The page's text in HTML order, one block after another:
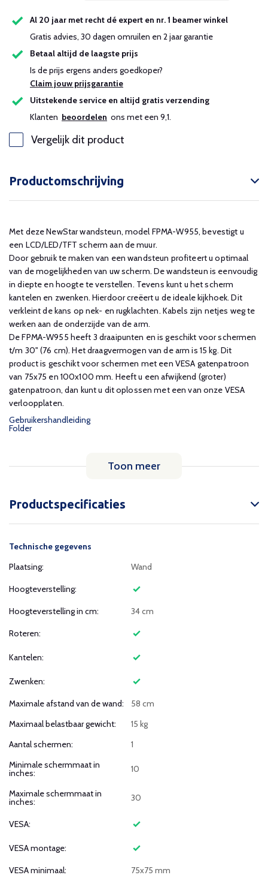
Al 20 jaar met recht dé expert en nr. 1 beamer winkel
Gratis advies, 30 dagen omruilen en 2 jaar garantie
Betaal altijd de laagste prijs
Is de prijs ergens anders goedkoper?
Claim jouw prijsgarantie
Uitstekende service en altijd gratis verzending
Klanten beoordelen ons met een 9,1.
Vergelijk dit product
Productomschrijving
Met deze NewStar wandsteun, model FPMA-W955, bevestigt u
een LCD/LED/TFT scherm aan de muur.
Door gebruik te maken van een wandsteun profiteert u optimaal
van de mogelijkheden van uw scherm. De wandsteun is eenvoudig
in diepte en hoogte te verstellen. Tevens kunt u het scherm
kantelen en zwenken. Hierdoor creëert u de ideale kijkhoek. Dit
verkleint de kans op nek- en rugklachten. Kabels zijn netjes weg te
werken aan de onderzijde van de arm.
De FPMA-W955 heeft 3 draaipunten en is geschikt voor schermen
t/m 30" (76 cm). Het draagvermogen van de arm is 15 kg. Dit
product is geschikt voor schermen met een VESA gatenpatroon
van 75x75 en 100x100 mm. Heeft u een afwijkend (groter)
gatenpatroon, dan kunt u dit oplossen met een van onze VESA
verloopplaten.
Gebruikershandleiding
Folder
Toon meer
Productspecificaties
Technische gegevens
Plaatsing:
Wand
Hoogteverstelling:
Hoogteverstelling in cm: 34 cm
Roteren:
Kantelen:
Zwenken:
Maximale afstand van de wand:
58 cm
Maximaal belastbaar gewicht:
15 kg
Aantal schermen:
1
Minimale schermmaat in
inches: 10
Maximale schermmaat in
inches: 30
VESA:
VESA montage:
VESA minimaal: 75x75 mm